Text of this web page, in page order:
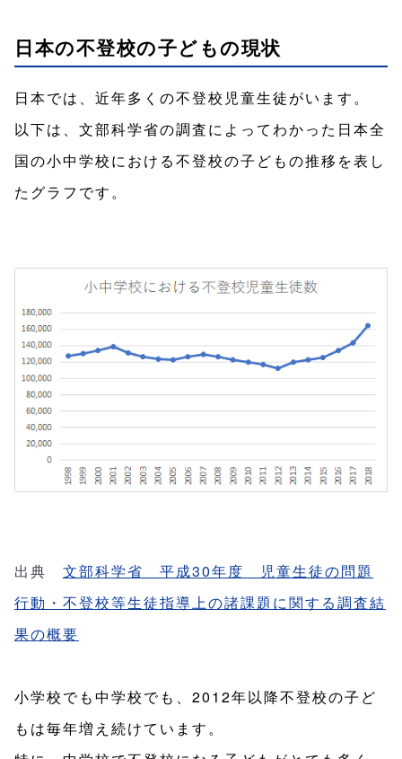
日本の不登校の子どもの現状
日本では、近年多くの不登校児童生徒がいます。
以下は、文部科学省の調査によってわかった日本全
国の小中学校における不登校の子どもの推移を表し
たグラフです。
出典 文部科学省 平成30年度 児童生徒の問題
行動・不登校等生徒指導上の諸課題に関する調査結
果の概要
小学校でも中学校でも、2012年以降不登校の子ど
もは毎年増え続けています。